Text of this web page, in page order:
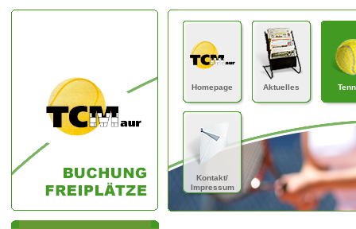
Homepage Aktuelles
Kontakt/
Impressum